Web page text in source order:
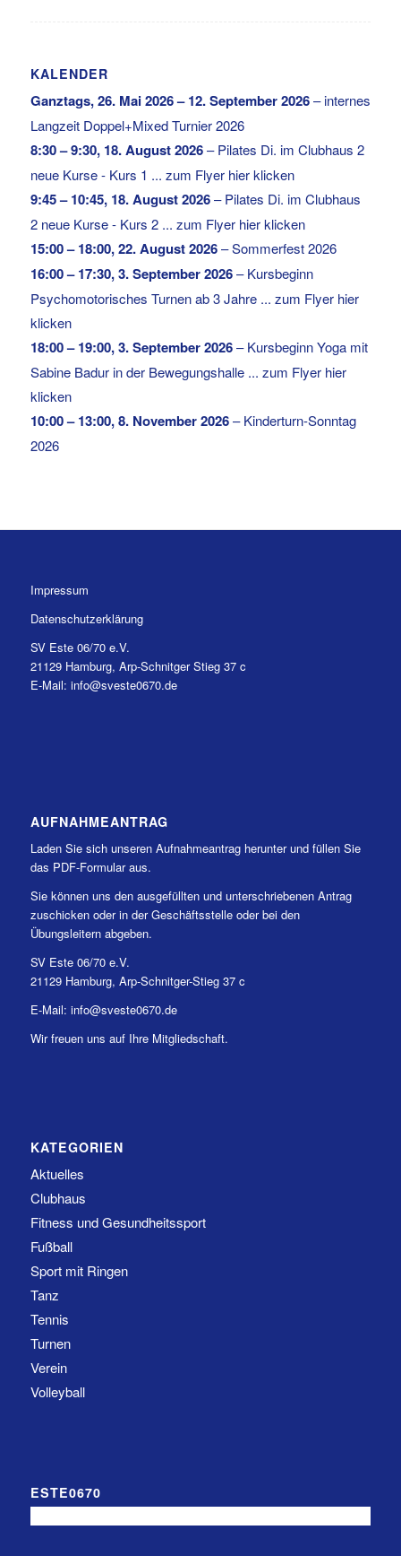
KALENDER
Ganztags,26. Mai 2026– 12. September 2026–internes
Langzeit Doppel+Mixed Turnier 2026
8:30– 9:30, 18. August 2026–Pilates Di. im Clubhaus 2
neue Kurse - Kurs 1 ... zum Flyer hier klicken
9:45– 10:45, 18. August 2026–Pilates Di. im Clubhaus
2 neue Kurse - Kurs 2 ... zum Flyer hier klicken
15:00– 18:00,22. August 2026–Sommerfest 2026
16:00– 17:30,3. September 2026–Kursbeginn
Psychomotorisches Turnen ab 3 Jahre ... zum Flyer hier
klicken
18:00– 19:00,3. September 2026–Kursbeginn Yoga mit
Sabine Badur in der Bewegungshalle ... zum Flyer hier
klicken
10:00– 13:00,8. November 2026–Kinderturn-Sonntag
2026
Impressum
Datenschutzerklärung
SV Este 06/70 e.V.
21129 Hamburg, Arp-Schnitger Stieg 37 c
E-Mail: info@sveste0670.de
AUFNAHMEANTRAG
Laden Sie sich unseren Aufnahmeantrag herunter und füllen Sie
das PDF-Formular aus.
Sie können uns den ausgefüllten und unterschriebenen Antrag
zuschicken oder in der Geschäftsstelle oder bei den
Übungsleitern abgeben.
SV Este 06/70 e.V.
21129 Hamburg, Arp-Schnitger-Stieg 37 c
E-Mail: info@sveste0670.de
Wir freuen uns auf Ihre Mitgliedschaft.
KATEGORIEN
Aktuelles
Clubhaus
Fitness und Gesundheitssport
Fußball
Sport mit Ringen
Tanz
Tennis
Turnen
Verein
Volleyball
ESTE0670